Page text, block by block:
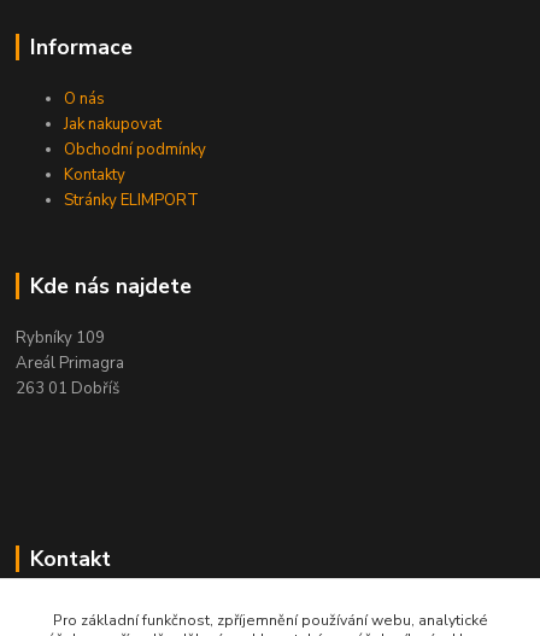
Informace
O nás
Jak nakupovat
Obchodní podmínky
Kontakty
Stránky ELIMPORT
Kde nás najdete
Rybníky 109
Areál Primagra
263 01 Dobříš
Kontakt
+420 284 811 501
Pro základní funkčnost, zpříjemnění používání webu, analytické